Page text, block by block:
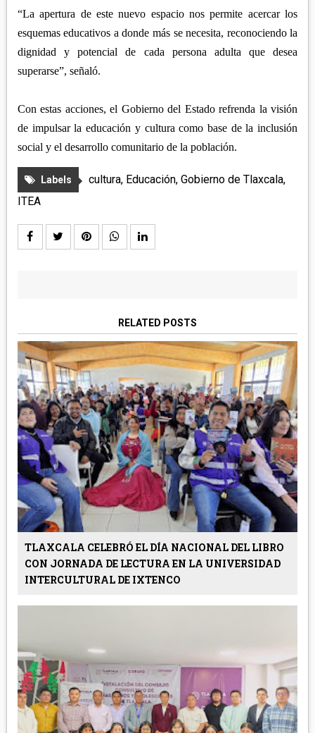
“La apertura de este nuevo espacio nos permite acercar los
esquemas educativos a donde más se necesita, reconociendo la
dignidad y potencial de cada persona adulta que desea
superarse”, señaló.
Con estas acciones, el Gobierno del Estado refrenda la visión
de impulsar la educación y cultura como base de la inclusión
social y el desarrollo comunitario de la población.
Labels cultura, Educación, Gobierno de Tlaxcala,
ITEA
RELATED POSTS
TLAXCALA CELEBRÓ EL DÍA NACIONAL DEL LIBRO
CON JORNADA DE LECTURA EN LA UNIVERSIDAD
INTERCULTURAL DE IXTENCO